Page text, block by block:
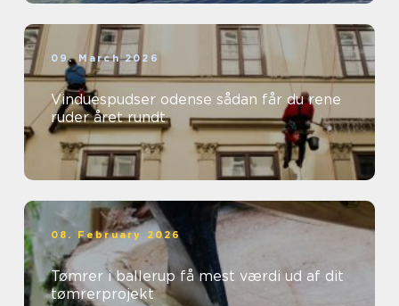
09. March 2026
Vinduespudser odense sådan får du rene
ruder året rundt
08. February 2026
Tømrer i ballerup få mest værdi ud af dit
tømrerprojekt